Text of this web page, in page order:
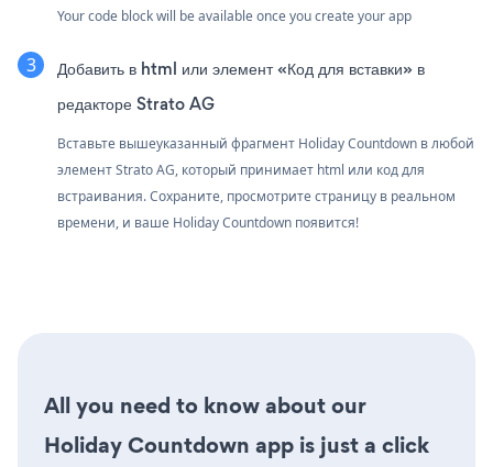
Your code block will be available once you create your app
Добавить в html или элемент «Код для вставки» в
редакторе Strato AG
Вставьте вышеуказанный фрагмент Holiday Countdown в любой
элемент Strato AG, который принимает html или код для
встраивания. Сохраните, просмотрите страницу в реальном
времени, и ваше Holiday Countdown появится!
All you need to know about our
Holiday Countdown app is just a click